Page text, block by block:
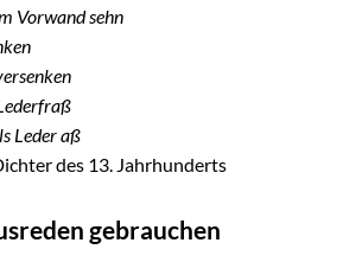
Vorwand sehn
Leder aß
des 13. Jahrhunderts
gebrauchen